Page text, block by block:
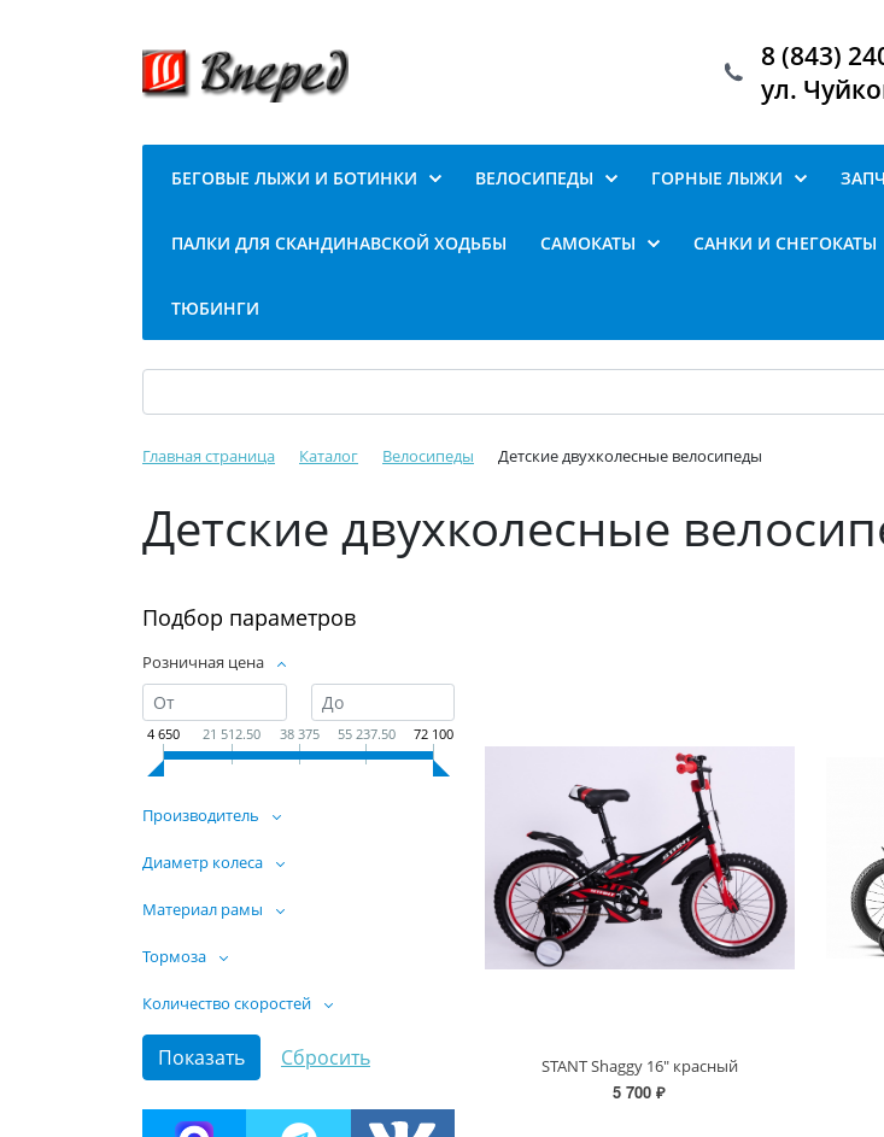
8 (843)
ул.
БЕГОВЫЕ ЛЫЖИ И БОТИНКИ ВЕЛОСИПЕДЫ ГОРНЫЕ ЛЫЖИ
ПАЛКИ ДЛЯ СКАНДИНАВСКОЙ ХОДЬБЫ САМОКАТЫ САНКИ И СНЕГОКАТЫ
ТЮБИНГИ
Главная страница Каталог Велосипеды Детские двухколесные велосипеды
Детские двухколесные
Подбор параметров
Розничная цена
4 650 21 512.50 38 375 55 237.50 72 100
Производитель
Диаметр колеса
Материал рамы
Тормоза
Количество скоростей
STANT Shaggy 16" красный
5 700 ₽